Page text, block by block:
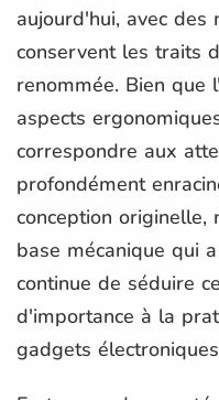
aujourd'hui, avec des
conservent les traits
renommée. Bien que
aspects
correspondre aux
profondément
conception originelle,
base mécanique qui
continue de séduire
d'importance à la
gadgets